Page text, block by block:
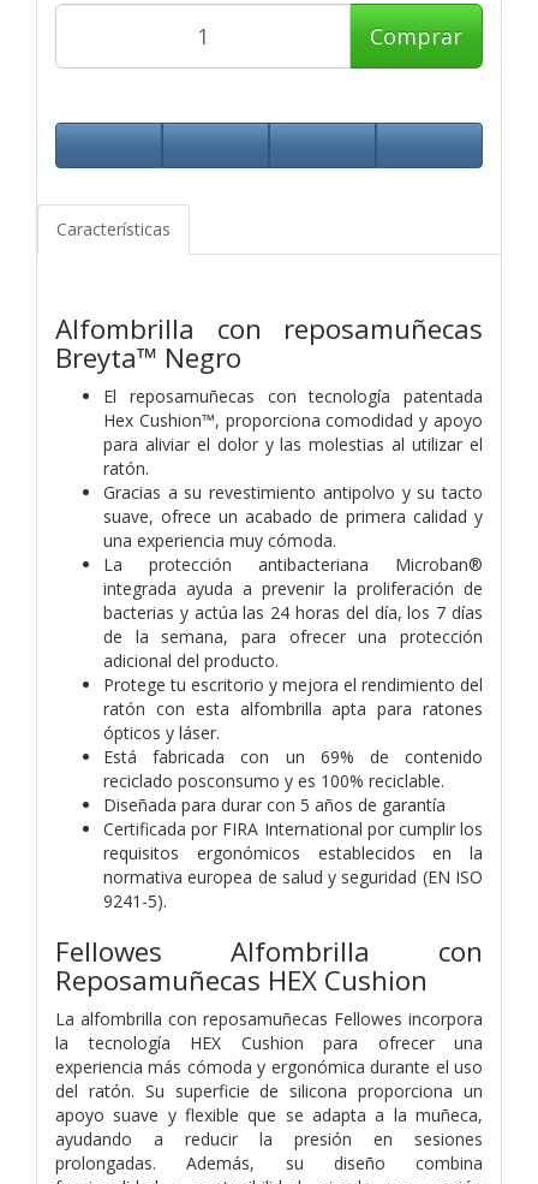
Comprar
Características
Alfombrilla con reposamuñecas
Breyta™ Negro
El reposamuñecas con tecnología patentada
Hex Cushion™, proporciona comodidad y apoyo
para aliviar el dolor y las molestias al utilizar el
ratón.
Gracias a su revestimiento antipolvo y su tacto
suave, ofrece un acabado de primera calidad y
una experiencia muy cómoda.
La protección antibacteriana Microban®
integrada ayuda a prevenir la proliferación de
bacterias y actúa las 24 horas del día, los 7 días
de la semana, para ofrecer una protección
adicional del producto.
Protege tu escritorio y mejora el rendimiento del
ratón con esta alfombrilla apta para ratones
ópticos y láser.
Está fabricada con un 69% de contenido
reciclado posconsumo y es 100% reciclable.
Diseñada para durar con 5 años de garantía
Certificada por FIRA International por cumplir los
requisitos ergonómicos establecidos en la
normativa europea de salud y seguridad (EN ISO
9241-5).
Fellowes Alfombrilla con
Reposamuñecas HEX Cushion
La alfombrilla con reposamuñecas Fellowes incorpora
la tecnología HEX Cushion para ofrecer una
experiencia más cómoda y ergonómica durante el uso
del ratón. Su superficie de silicona proporciona un
apoyo suave y flexible que se adapta a la muñeca,
ayudando a reducir la presión en sesiones
prolongadas. Además, su diseño combina